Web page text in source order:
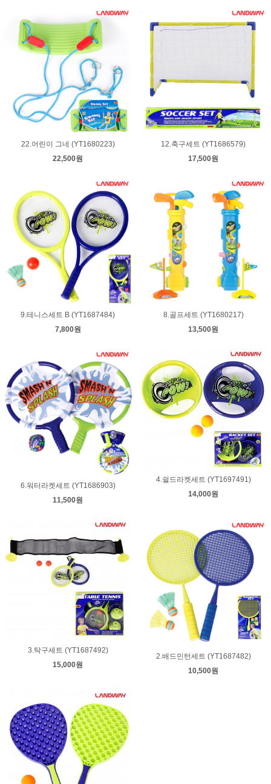
22.어린이 그네 (YT1680223)
22,500원
12.축구세트 (YT1686579)
17,500원
9.테니스세트 B (YT1687484)
7,800원
8.골프세트 (YT1680217)
13,500원
6.워터라켓세트 (YT1686903)
11,500원
4.쉴드라켓세트 (YT1697491)
14,000원
3.탁구세트 (YT1687492)
15,000원
2.배드민턴세트 (YT1687482)
10,500원